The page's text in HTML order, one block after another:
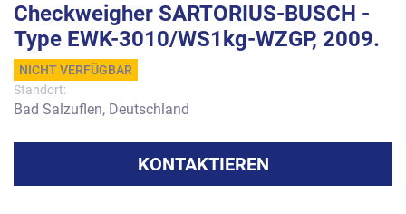
Checkweigher SARTORIUS-BUSCH -
Type EWK-3010/WS1kg-WZGP, 2009.
NICHT VERFÜGBAR
Standort:
Bad Salzuflen, Deutschland
KONTAKTIEREN